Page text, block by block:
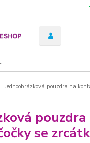
Jednoobrázková pouzdra na
pouzdra
se